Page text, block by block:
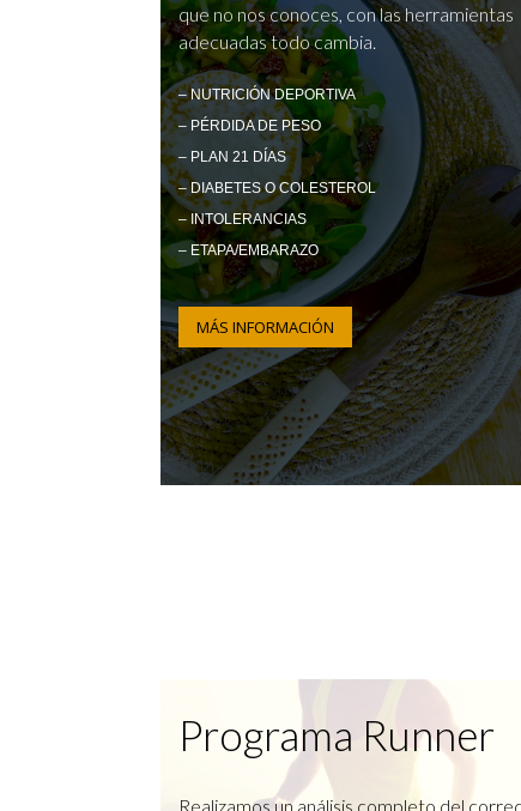
que no nos conoces, con las herramientas
adecuadas todo cambia.
– NUTRICIÓN DEPORTIVA
– PÉRDIDA DE PESO
– PLAN 21 DÍAS
– DIABETES O COLESTEROL
– INTOLERANCIAS
– ETAPA/EMBARAZO
MÁS INFORMACIÓN
Programa Runner
Realizamos un análisis completo del